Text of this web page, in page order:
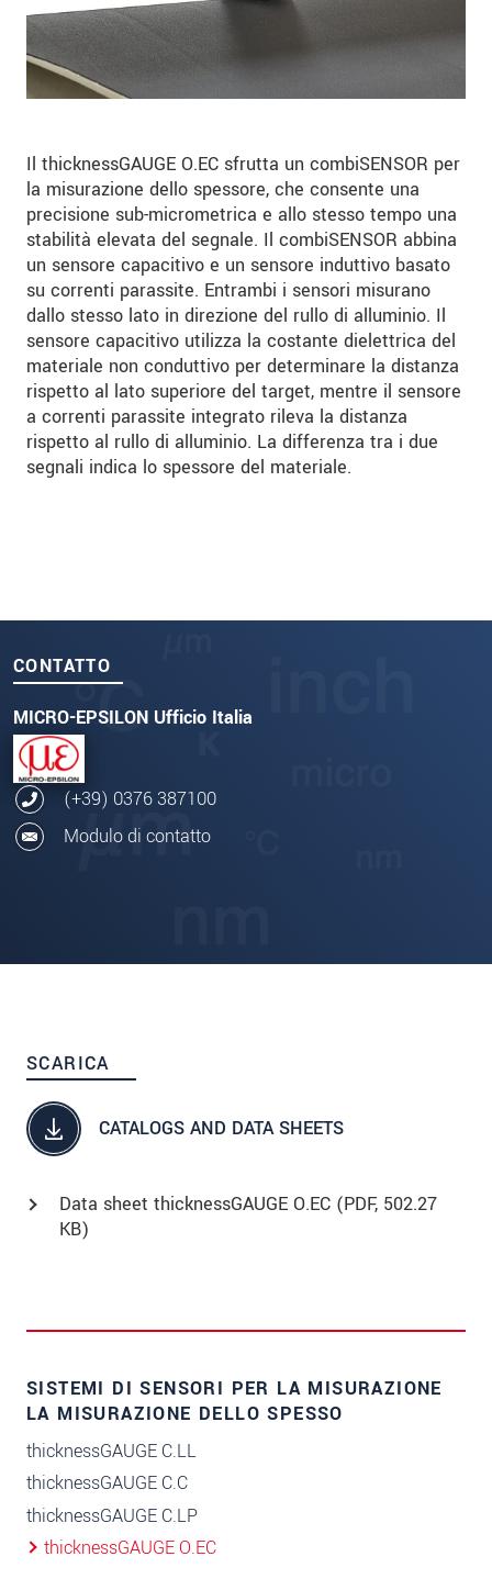
Il thicknessGAUGE O.EC sfrutta un combiSENSOR per
la misurazione dello spessore, che consente una
precisione sub-micrometrica e allo stesso tempo una
stabilità elevata del segnale. Il combiSENSOR abbina
un sensore capacitivo e un sensore induttivo basato
su correnti parassite. Entrambi i sensori misurano
dallo stesso lato in direzione del rullo di alluminio. Il
sensore capacitivo utilizza la costante dielettrica del
materiale non conduttivo per determinare la distanza
rispetto al lato superiore del target, mentre il sensore
a correnti parassite integrato rileva la distanza
rispetto al rullo di alluminio. La differenza tra i due
segnali indica lo spessore del materiale.
CONTATTO
MICRO-EPSILON Ufficio Italia
(+39) 0376 387100
Modulo di contatto
SCARICA
CATALOGS AND DATA SHEETS
Data sheet thicknessGAUGE O.EC (PDF, 502.27
KB)
SISTEMI DI SENSORI PER LA MISURAZIONE
LA MISURAZIONE DELLO SPESSO
thicknessGAUGE C.LL
thicknessGAUGE C.C
thicknessGAUGE C.LP
thicknessGAUGE O.EC